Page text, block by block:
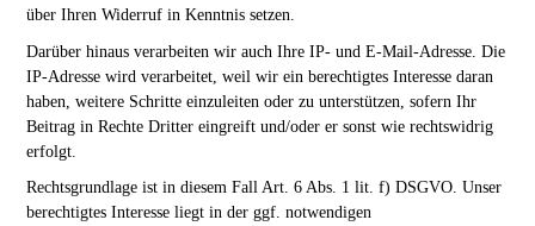
über Ihren Widerruf in Kenntnis setzen.
Darüber hinaus verarbeiten wir auch Ihre IP- und E-Mail-Adresse. Die
IP-Adresse wird verarbeitet, weil wir ein berechtigtes Interesse daran
haben, weitere Schritte einzuleiten oder zu unterstützen, sofern Ihr
Beitrag in Rechte Dritter eingreift und/oder er sonst wie rechtswidrig
erfolgt.
Rechtsgrundlage ist in diesem Fall Art. 6 Abs. 1 lit. f) DSGVO. Unser
berechtigtes Interesse liegt in der ggf. notwendigen